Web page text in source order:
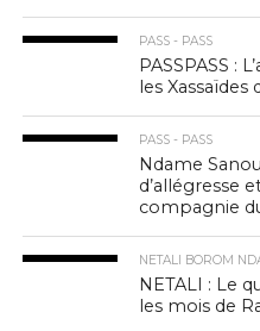
PASS - PASS
PASSPASS :
les Xassaïdes
PASS - PASS
Ndame
d’allégresse
compagnie
NETALI BOROM
NETALI : Le
les mois de